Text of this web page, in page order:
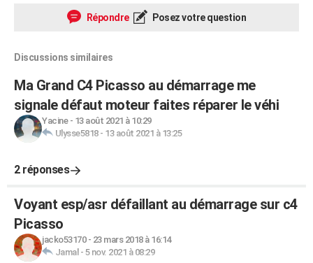
Répondre Posez votre question
Discussions similaires
Ma Grand C4 Picasso au démarrage me
signale défaut moteur faites réparer le véhi
Yacine- 13 août 2021 à 10:29
Ulysse5818- 13 août 2021 à 13:25
2 réponses
Voyant esp/asr défaillant au démarrage sur c4
Picasso
jacko53170- 23 mars 2018 à 16:14
Jamal - 5 nov. 2021 à 08:29